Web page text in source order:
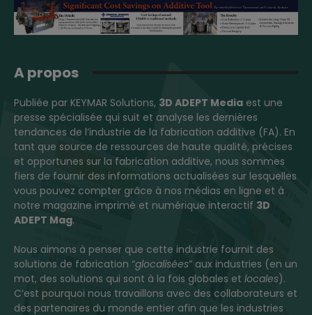
A propos
Publiée par KEYMAR Solutions, 3D ADEPT Media est une
presse spécialisée qui suit et analyse les dernières
tendances de l’industrie de la fabrication additive (FA). En
tant que source de ressources de haute qualité, précises
et opportunes sur la fabrication additive, nous sommes
fiers de fournir des informations actualisées sur lesquelles
vous pouvez compter grâce à nos médias en ligne et à
notre magazine imprimé et numérique interactif 3D
ADEPT Mag.
Nous aimons à penser que cette industrie fournit des
solutions de fabrication “glocalisées” aux industries (en un
mot, des solutions qui sont à la fois globales et locales).
C’est pourquoi nous travaillons avec des collaborateurs et
des partenaires du monde entier afin que les industries